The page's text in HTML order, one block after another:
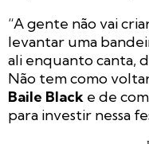
“A gente não vai
levantar uma
ali enquanto canta,
Não tem como
Baile Black e de
para investir nessa